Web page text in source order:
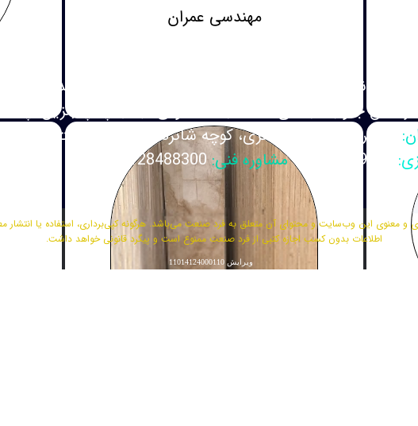
مهندسی عمران
فرمانیه، بلوار اندرزگو، خیابان مهدی زاده، کوچه بادینده، پلاک
آزادگان جنوب، ابتدای احمد آباد مستوفی، جنب پمپ بنزین،
رامسر، بلوار بیست متری، کوچه شانزدهم، پلاک بیست
مشاوره فنی:09128488300
و معنوی این وب‌سایت و محتوای آن متعلق به فرد صنعت می‌باشد. هرگونه کپی‌برداری، استفاده یا انتشار
اطلاعات بدون کسب اجازه کتبی از فرد صنعت ممنوع است و پیگرد قانونی خواهد داشت.
ویرایش 11014124000110